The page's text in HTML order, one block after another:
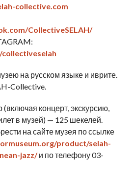
collective.com
CollectiveSELAH/
на русском языке и иврите.
Collective.
концерт, экскурсию,
в музей) — 125 шекелей.
на сайте музея по ссылке
product/selah-
jazz/и по телефону 03-